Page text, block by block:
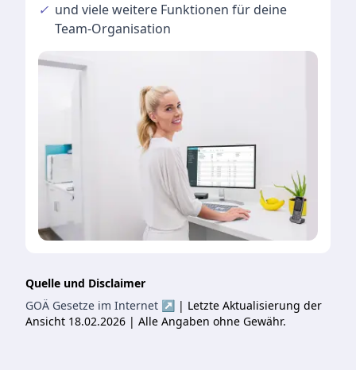
✓ und vieleweitere Funktionen für deine
Team-Organisation
Quelle und Disclaimer
GOÄ Gesetze im Internet ↗ | Letzte Aktualisierung der
Ansicht 18.02.2026 | Alle Angaben ohne Gewähr.